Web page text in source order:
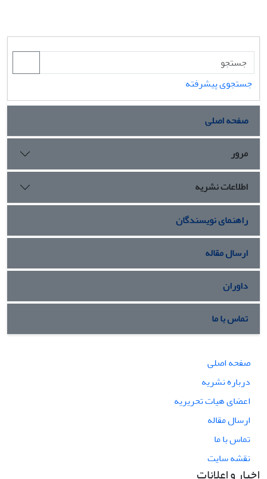
جستجوی پیشرفته
صفحه اصلی
مرور
اطلاعات نشریه
راهنمای نویسندگان
ارسال مقاله
داوران
تماس با ما
صفحه اصلی
درباره نشریه
اعضای هیات تحریریه
ارسال مقاله
تماس با ما
نقشه سایت